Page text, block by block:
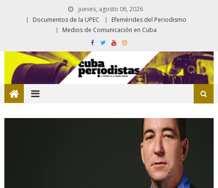
jueves, agosto 06, 2026
Documentos de la UPEC
Efemérides del Periodismo
Medios de Comunicación en Cuba